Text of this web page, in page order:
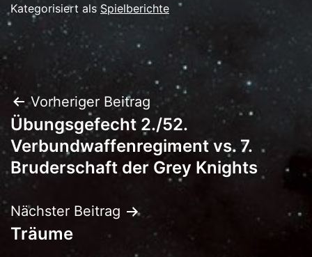
Kategorisiert als Spielberichte
Beitragsnavigation
Vorheriger Beitrag
Übungsgefecht 2./52.
Verbundwaffenregiment vs. 7.
Bruderschaft der Grey Knights
Nächster Beitrag
Träume